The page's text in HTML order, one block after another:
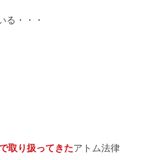
る・・・
取り扱ってきたアトム法律